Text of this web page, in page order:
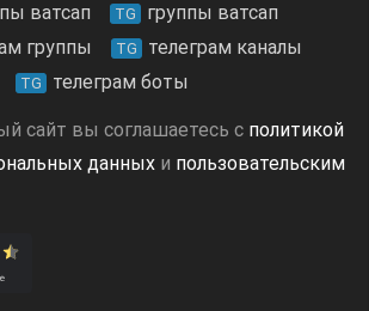
ватсап TG группы ватсап
группы TG телеграм каналы
TG телеграм боты
сайт вы соглашаетесь с политикой
данных и пользовательским